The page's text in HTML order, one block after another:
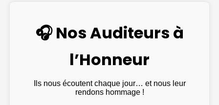
🎧 Nos Auditeurs à
l’Honneur
Ils nous écoutent chaque jour… et nous leur
rendons hommage !